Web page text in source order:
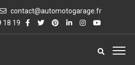
contact@automotogarage.fr
18 19